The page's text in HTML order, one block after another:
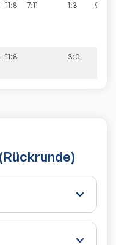
11:8 7:11 1:3 9:4
11:8 3:0